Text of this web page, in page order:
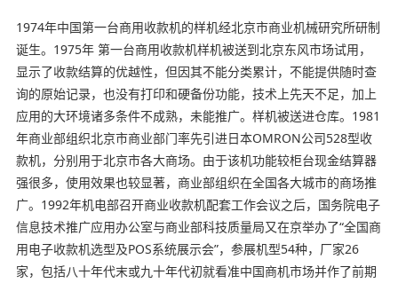
1974年中国第一台商用收款机的样机经北京市商业机械研究所研制
诞生。1975年 第一台商用收款机样机被送到北京东风市场试用，
显示了收款结算的优越性，但因其不能分类累计，不能提供随时查
询的原始记录，也没有打印和硬备份功能，技术上先天不足，加上
应用的大环境诸多条件不成熟，未能推广。样机被送进仓库。1981
年商业部组织北京市商业部门率先引进日本OMRON公司528型收
款机，分别用于北京市各大商场。由于该机功能较柜台现金结算器
强很多，使用效果也较显著，商业部组织在全国各大城市的商场推
广。1992年机电部召开商业收款机配套工作会议之后，国务院电子
信息技术推广应用办公室与商业部科技质量局又在京举办了“全国商
用电子收款机选型及POS系统展示会”，参展机型54种，厂家26
家，包括八十年代末或九十年代初就看准中国商机市场并作了前期